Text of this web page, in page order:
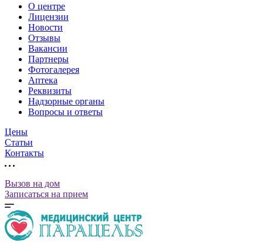
О центре
Лицензии
Новости
Отзывы
Вакансии
Партнеры
Фотогалерея
Аптека
Реквизиты
Надзорные органы
Вопросы и ответы
Цены
Статьи
Контакты
Вызов на дом
Записаться на прием